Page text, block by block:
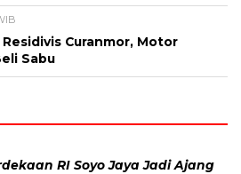
Curanmor, Motor
Sabu
RI Soyo Jaya Jadi Ajang